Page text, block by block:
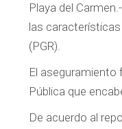
Playa del
las
(PGR).
El aseguramiento
Pública que
De acuerdo al